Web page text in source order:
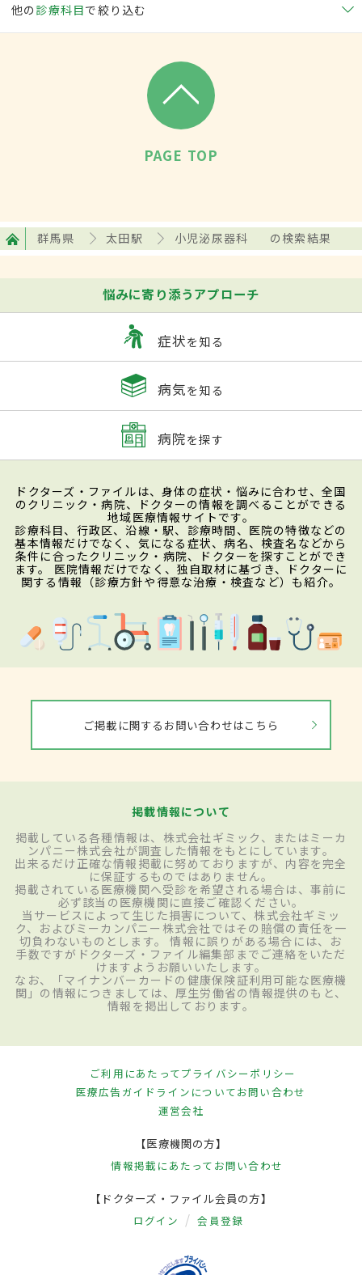
他の 診療科目で絞り込む
PAGE TOP
群馬県 太田駅 小児泌尿器科 の検索結果
悩みに寄り添うアプローチ
症状を知る
病気を知る
病院を探す
ドクターズ・ファイルは、身体の症状・悩みに合わせ、全国
のクリニック・病院、ドクターの情報を調べることができる
地域医療情報サイトです。
診療科目、行政区、沿線・駅、診療時間、医院の特徴などの
基本情報だけでなく、気になる症状、病名、検査名などから
条件に合ったクリニック・病院、ドクターを探すことができ
ます。 医院情報だけでなく、独自取材に基づき、ドクターに
関する情報（診療方針や得意な治療・検査など）も紹介。
ご掲載に関するお問い合わせはこちら
掲載情報について
掲載している各種情報は、株式会社ギミック、またはミーカ
ンパニー株式会社が調査した情報をもとにしています。
出来るだけ正確な情報掲載に努めておりますが、内容を完全
に保証するものではありません。
掲載されている医療機関へ受診を希望される場合は、事前に
必ず該当の医療機関に直接ご確認ください。
当サービスによって生じた損害について、株式会社ギミッ
ク、およびミーカンパニー株式会社ではその賠償の責任を一
切負わないものとします。 情報に誤りがある場合には、お
手数ですがドクターズ・ファイル編集部までご連絡をいただ
けますようお願いいたします。
なお、「マイナンバーカードの健康保険証利用可能な医療機
関」の情報につきましては、厚生労働省の情報提供のもと、
情報を掲出しております。
ご利用にあたってプライバシーポリシー
医療広告ガイドラインについてお問い合わせ
運営会社
【医療機関の方】
情報掲載にあたって お問い合わせ
【ドクターズ・ファイル会員の方】
ログイン 会員登録